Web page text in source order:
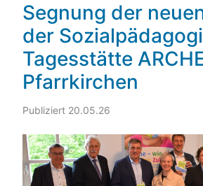
Segnung der
der
Tagesstätte
Pfarrkirchen
Publiziert 20.05.26